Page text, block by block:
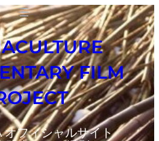
FILM
オフィシャルサイト